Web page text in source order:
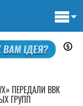
ПЕРЕДАЛИ ВВК
ГРУПП